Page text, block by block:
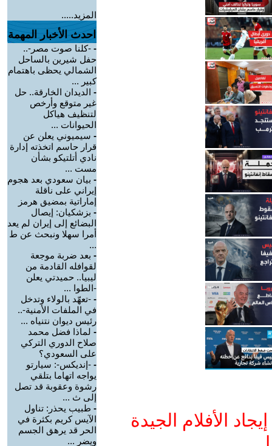
الأفلام الجيدة
المزيد.....
احدث الأخبار المهمة
- -كلنا صوت مصر-..
حفل شيرين بالساحل
الشمالي يحظى باهتمام
كبير ...
- الديدان الخارقة.. حل
غير متوقع وأرخص
لتنظيف هياكل
الحيوانات ...
- سيميوني يعلن عن
قرار حاسم اتخذته إدارة
نادي أتلتيكو بشأن
مست ...
- بيان سعودي بعد هجوم
إيراني على ناقلة
إماراتية بمضيق هرمز
- بزشكيان: إيصال
البضائع إلى إيران لم يعد
أمرا سهلا ونبحث عن ط
...
- بعد ضربة موجعة
لقوافله القادمة من
ليبيا.. حميدتي يعلن
-الطوا ...
- -تعهّد بالولاء وتدخل
في الملفات الأمنية-..
رئيس ديوان نتنياه ...
- لماذا فضل محمد
صلاح الدوري التركي
على السعودي؟
- -إنديكس-: سيارتو
يواجه اتهاما بتلقي
رشوة وعقوبة قد تصل
إلى ث ...
- طبيب يحذر: تناول
الآيس كريم بكثرة في
الحر قد يرهق الجسم
ويضر ...